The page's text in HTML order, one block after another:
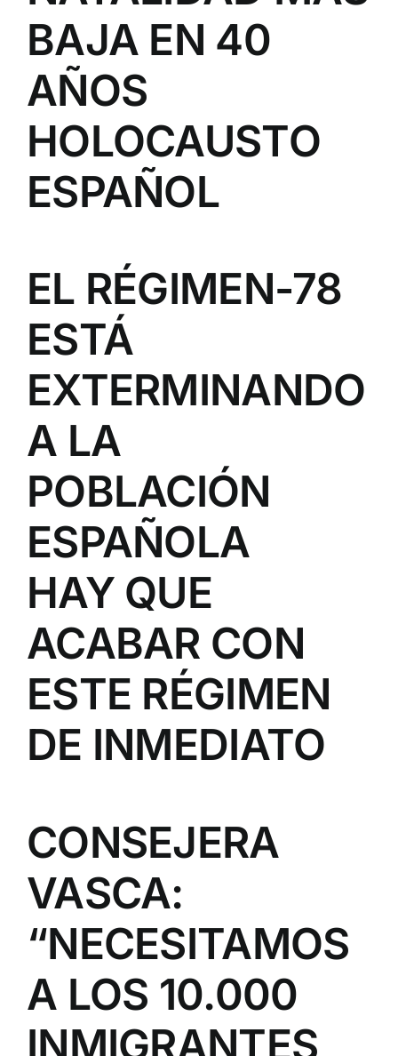
BAJA EN 40
AÑOS
HOLOCAUSTO
ESPAÑOL
EL RÉGIMEN-78
ESTÁ
EXTERMINANDO
A LA
POBLACIÓN
ESPAÑOLA
HAY QUE
ACABAR CON
ESTE RÉGIMEN
DE INMEDIATO
CONSEJERA
VASCA:
“NECESITAMOS
A LOS 10.000
INMIGRANTES